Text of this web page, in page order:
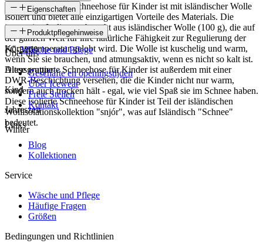
Die snjór isolierte Schneehose für Kinder ist mit isländischer Wolle
isoliert und bietet alle einzigartigen Vorteile des Materials. Die
innovative Isolierung besteht aus isländischer Wolle (100 g), die auf
der ganzen Welt für ihre natürliche Fähigkeit zur Regulierung der
Körpertemperatur gelobt wird. Die Wolle ist kuschelig und warm,
wenn Sie sie brauchen, und atmungsaktiv, wenn es nicht so kalt ist.
Diese wattierte Schneehose für Kinder ist außerdem mit einer
DWR-Beschichtung versehen, die die Kinder nicht nur warm,
sondern auch trocken hält - egal, wie viel Spaß sie im Schnee haben.
Diese isolierte Schneehose für Kinder ist Teil der isländischen
Wollisolationskollektion "snjór", was auf Isländisch "Schnee"
bedeutet.
Eigenschaften
SKU
FC-3269
Altersgruppe
Kind
Jahreszeit
Winter
Produktpflegehinweise
Wäsche und Pflege
Über uns
Geschäfte en openingstijden
Über Icewear
Freie Stellen
Kontakt
Links
Blog
Kollektionen
Service
Wäsche und Pflege
Häufige Fragen
Größen
Bedingungen und Richtlinien